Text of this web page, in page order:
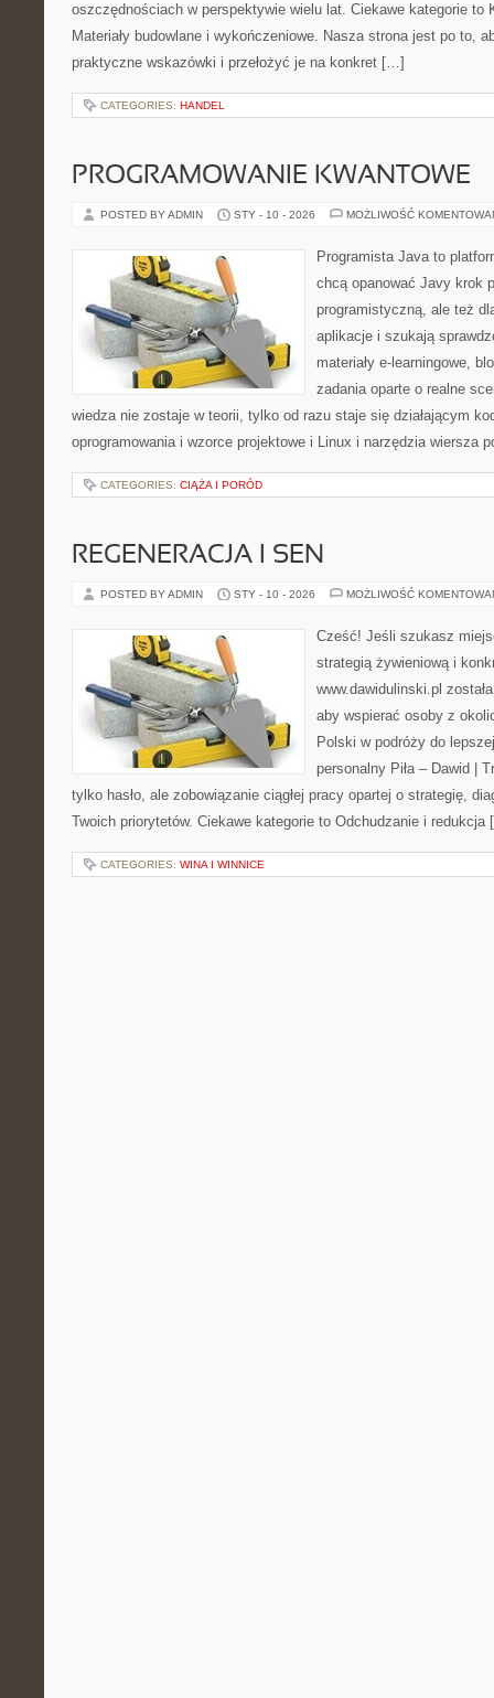
oszczędnościach w perspektywie wielu lat. Ciekawe kategorie to
Materiały budowlane i wykończeniowe. Nasza strona jest po to,
praktyczne wskazówki i przełożyć je na konkret […]
CATEGORIES: HANDEL
PROGRAMOWANIE KWANTOWE
POSTED BY ADMIN STY - 10 - 2026 MOŻLIWOŚĆ
Programista Java to
chcą opanować Javy krok
programistyczną, ale też
aplikacje i szukają
materiały e-learningowe,
zadania oparte o realne
wiedza nie zostaje w teorii, tylko od razu staje się działającym
oprogramowania i wzorce projektowe i Linux i narzędzia wiersza
CATEGORIES: CIĄŻA I PORÓD
REGENERACJA I SEN
POSTED BY ADMIN STY - 10 - 2026 MOŻLIWOŚĆ
Cześć! Jeśli szukasz
strategią żywieniową i
www.dawidulinski.pl
aby wspierać osoby z
Polski w podróży do
personalny Piła – Dawid |
tylko hasło, ale zobowiązanie ciągłej pracy opartej o strategię,
Twoich priorytetów. Ciekawe kategorie to Odchudzanie i
CATEGORIES: WINA I WINNICE